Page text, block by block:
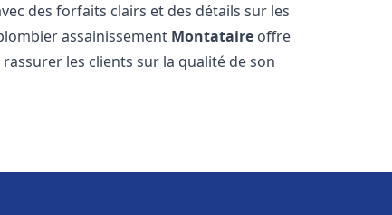
des forfaits clairs et des détails sur les
assainissement Montataire offre
les clients sur la qualité de son